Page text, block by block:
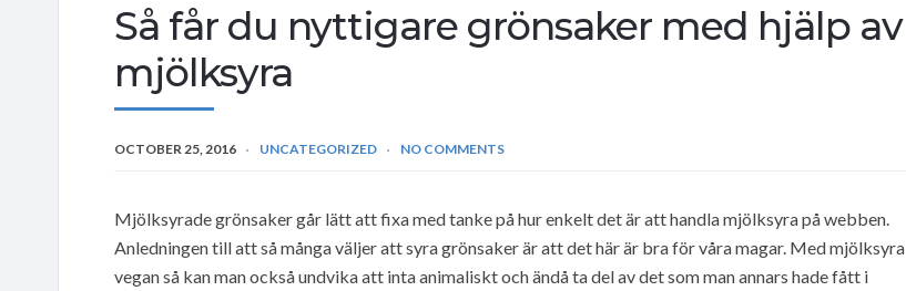
Så får du nyttigare grönsaker med hjälp av
mjölksyra
OCTOBER 25, 2016 UNCATEGORIZED NO COMMENTS
Mjölksyrade grönsaker går lätt att fixa med tanke på hur enkelt det är att handla mjölksyra på webben.
Anledningen till att så många väljer att syra grönsaker är att det här är bra för våra magar. Med mjölksyra
vegan så kan man också undvika att inta animaliskt och ändå ta del av det som man annars hade fått i